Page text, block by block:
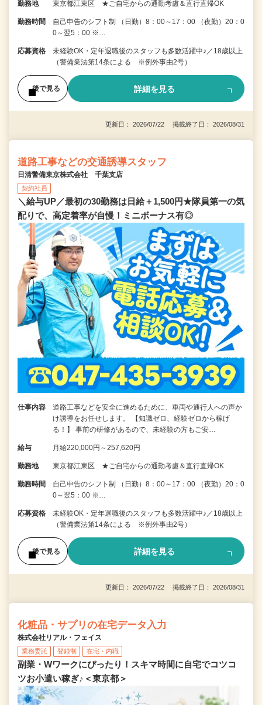
勤務地 東京都江東区 ★ご自宅からの通勤考慮＆直行直帰OK
勤務時間
自己申告のシフト制 （日勤）8：00～17：00 （夜勤）20：0
0～翌5：00 ※…
応募資格
未経験OK・定年退職後のスタッフも多数活躍中♪／18歳以上
（警備業法第14条による ※例外事由2号）
後で見る 詳細を見る
更新日： 2026/07/22 掲載終了日： 2026/08/31
道路工事などの交通誘導スタッフ
日清警備東京株式会社 千葉支店
契約社員
＼給与UP／最初の30勤務は日給＋1,500円★隊員第一の気
配りで、高定着率が自慢！ミニボーナス有◎
仕事内容
道路工事などを安全に進めるために、車両や通行人への声か
け誘導をお任せします。 【知識ゼロ、経験ゼロから稼げ
る！】 事前の研修があるので、未経験の方もご安…
給与 月給220,000円～257,620円
勤務地 東京都江東区 ★ご自宅からの通勤考慮＆直行直帰OK
勤務時間
自己申告のシフト制 （日勤）8：00～17：00 （夜勤）20：0
0～翌5：00 ※…
応募資格
未経験OK・定年退職後のスタッフも多数活躍中♪／18歳以上
（警備業法第14条による ※例外事由2号）
後で見る 詳細を見る
更新日： 2026/07/22 掲載終了日： 2026/08/31
化粧品・サプリの在宅データ入力
株式会社リアル・フェイス
業務委託 登録制 在宅・内職
副業・Wワークにぴったり！スキマ時間に自宅でコツコ
ツお小遣い稼ぎ♪＜東京都＞